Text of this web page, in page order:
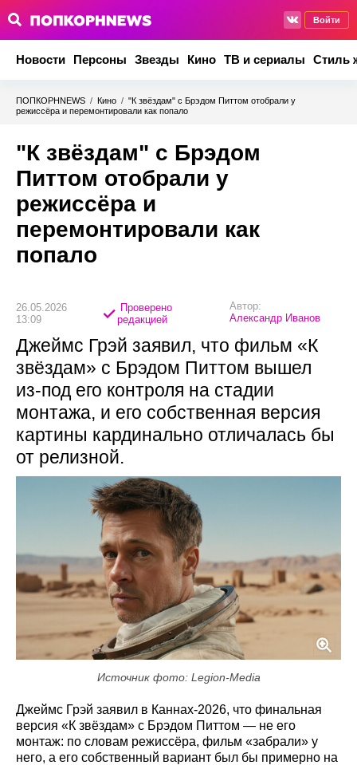
Войти
Новости Персоны Звезды Кино ТВ и сериалы Стиль
ПОПКОРНNEWS / Кино / "К звёздам" с Брэдом Питтом отобрали у
режиссёра и перемонтировали как попало
"К звёздам" с Брэдом
Питтом отобрали у
режиссёра и
перемонтировали как
попало
26.05.2026
13:09
Проверено
редакцией
Автор:
Александр Иванов
Джеймс Грэй заявил, что фильм «К
звёздам» с Брэдом Питтом вышел
из‑под его контроля на стадии
монтажа, и его собственная версия
картины кардинально отличалась бы
от релизной.
Источник фото: Legion-Media
Джеймс Грэй заявил в Каннах‑2026, что финальная
версия «К звёздам» с Брэдом Питтом — не его
монтаж: по словам режиссёра, фильм «забрали» у
него, а его собственный вариант был бы примерно на